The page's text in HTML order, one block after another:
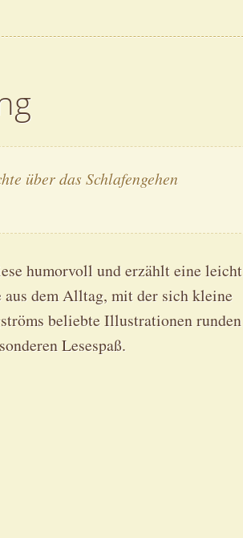
über das Schlafengehen
humorvoll und erzählt eine leicht
dem Alltag, mit der sich kleine
beliebte Illustrationen runden
Lesespaß.